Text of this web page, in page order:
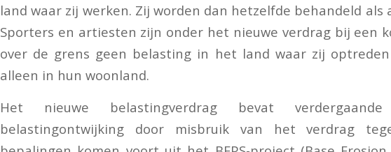
land waar zij werken. Zij worden dan hetzelfde behandeld als
Sporters en artiesten zijn onder het nieuwe verdrag bij een
over de grens geen belasting in het land waar zij
alleen in hun woonland.
Het nieuwe belastingverdrag bevat
belastingontwijking door misbruik van het verdrag